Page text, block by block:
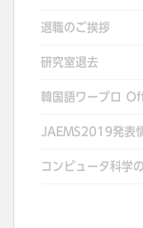
退職のご挨拶
研究室退去
韓国語ワープロ
JAEMS2019発表
コンピュータ科学